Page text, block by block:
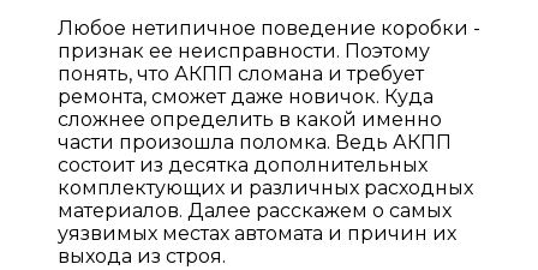
Любое нетипичное поведение коробки -
признак ее неисправности. Поэтому
понять, что АКПП сломана и требует
ремонта, сможет даже новичок. Куда
сложнее определить в какой именно
части произошла поломка. Ведь АКПП
состоит из десятка дополнительных
комплектующих и различных расходных
материалов. Далее расскажем о самых
уязвимых местах автомата и причин их
выхода из строя.